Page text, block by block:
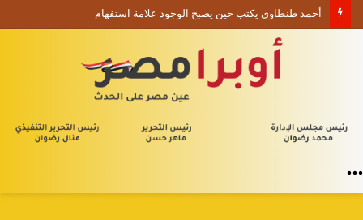
أحمد طنطاوي يكتب حين يصبح الوجود علامة استفهام